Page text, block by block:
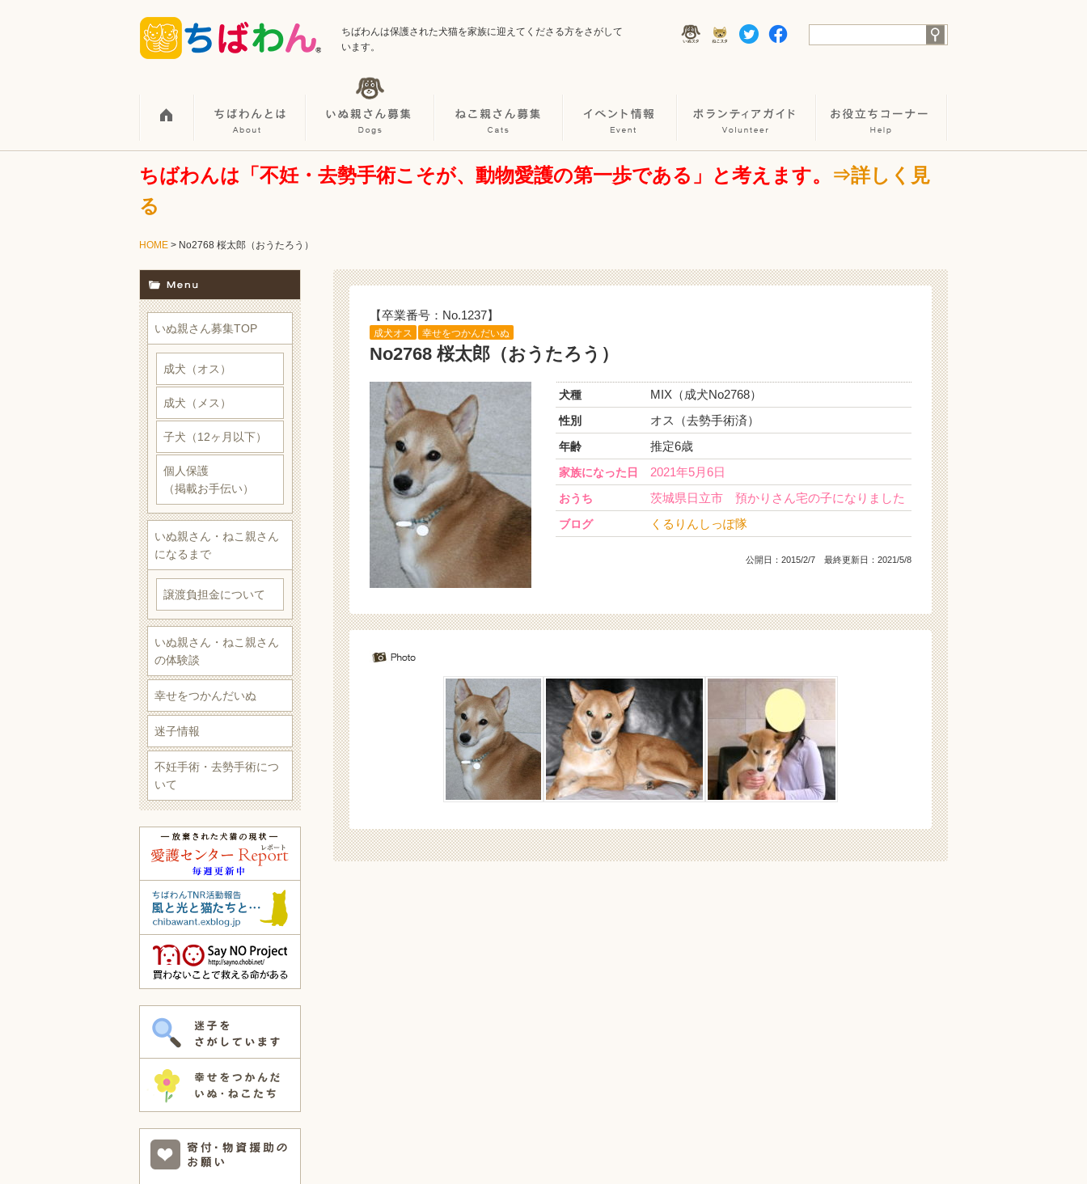
ちばわんは保護された犬猫を家族に迎えてくださる方をさがして
います。
ちばわんは「不妊・去勢手術こそが、動物愛護の第一歩である」と考えます。
⇒詳しく見
る
HOME > No2768 桜太郎（おうたろう）
【卒業番号：No.1237】
成犬オス 幸せをつかんだいぬ
No2768 桜太郎（おうたろう）
犬種 MIX（成犬No2768）
性別 オス（去勢手術済）
年齢 推定6歳
家族になった日 2021年5月6日
おうち 茨城県日立市 預かりさん宅の子になりました
ブログ くるりんしっぽ隊
公開日： 2015/2/7 最終更新日：2021/5/8
いぬ親さん募集TOP
成犬（オス）
成犬（メス）
子犬（12ヶ月以下）
個人保護
（掲載お手伝い）
いぬ親さん・ねこ親さん
になるまで
譲渡負担金について
いぬ親さん・ねこ親さん
の体験談
幸せをつかんだいぬ
迷子情報
不妊手術・去勢手術につ
いて